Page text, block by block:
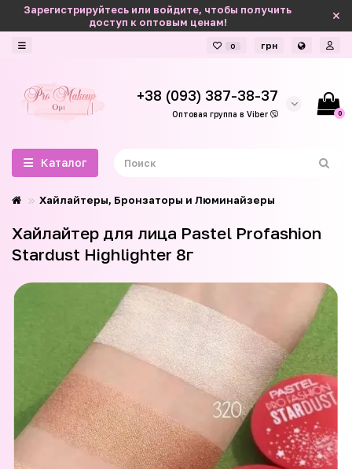
Зарегистрируйтесь или войдите, чтобы получить
доступ к оптовым ценам!
0 грн
+38 (093) 387-38-37
Оптовая группа в Viber 0
Каталог
Хайлайтеры, Бронзаторы и Люминайзеры
Хайлайтер для лица Pastel Profashion
Stardust Highlighter 8г